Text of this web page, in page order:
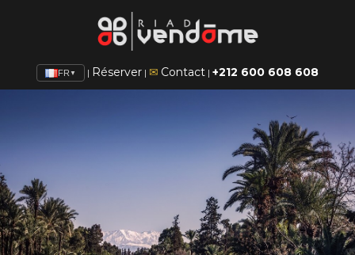
FR ▼ | Réserver | ✉ Contact | +212 600 608 608